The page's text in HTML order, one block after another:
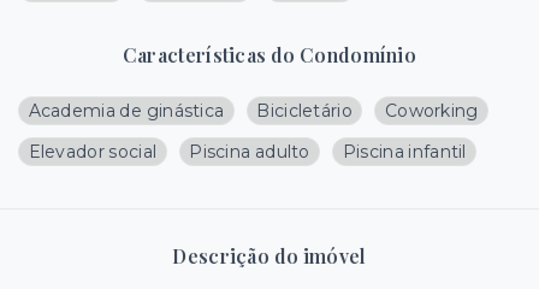
Características do Condomínio
Academia de ginástica Bicicletário
Coworking
Elevador social
Piscina adulto Piscina infantil
Descrição do imóvel